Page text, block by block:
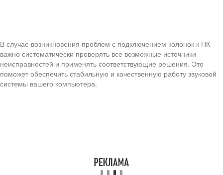
В случае возникновения проблем с подключением колонок к ПК
важно систематически проверять все возможные источники
неисправностей и применять соответствующие решения. Это
поможет обеспечить стабильную и качественную работу звуковой
системы вашего компьютера.